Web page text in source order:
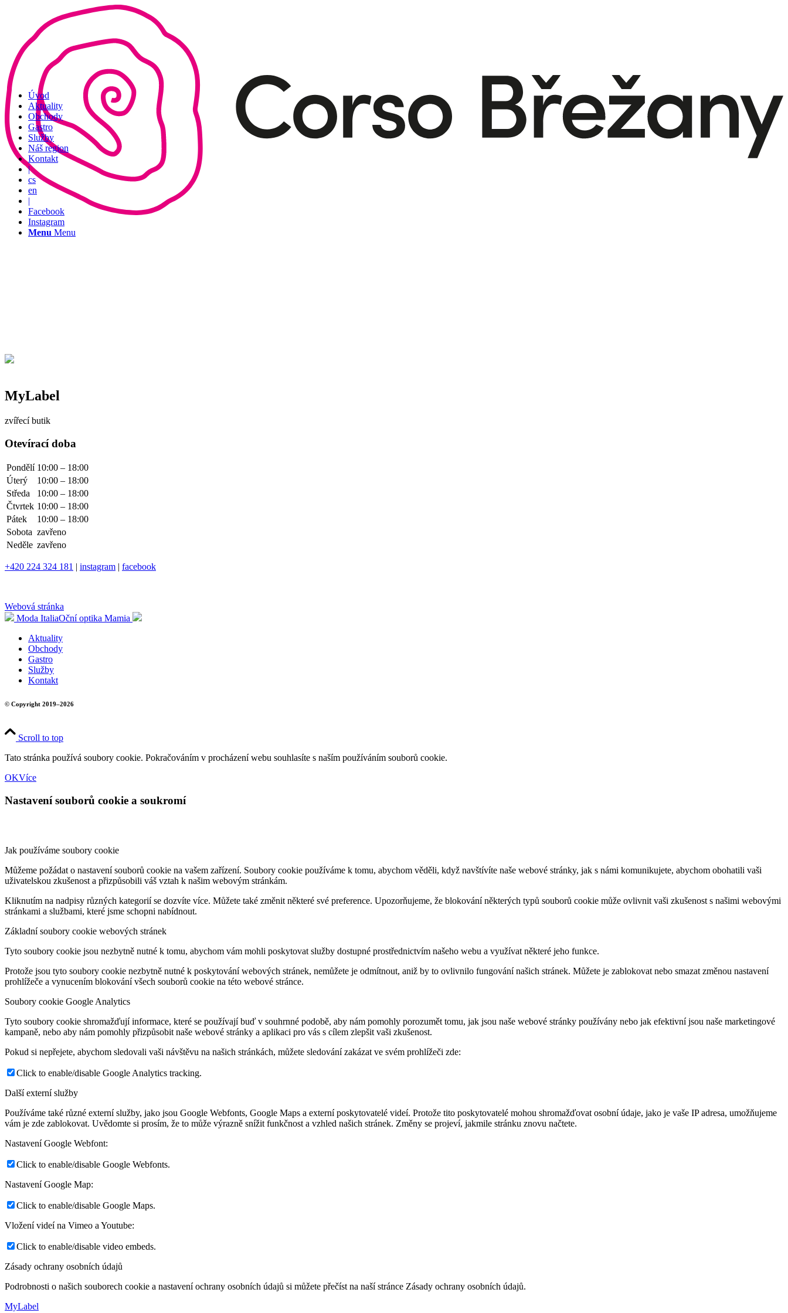
Úvod
Aktuality
Obchody
Gastro
Služby
Náš region
Kontakt
|
cs
en
|
Facebook
Instagram
Menu Menu
MyLabel
zvířecí butik
Otevírací doba
Pondělí 10:00 – 18:00
Úterý
10:00 – 18:00
Středa
10:00 – 18:00
Čtvrtek 10:00 – 18:00
Pátek
10:00 – 18:00
Sobota zavřeno
Neděle zavřeno
+420 224 324 181 | instagram | facebook
Webová stránka
Moda ItaliaOční optika Mamia
Aktuality
Obchody
Gastro
Služby
Kontakt
© Copyright 2019–2026
Scroll to top
Tato stránka používá soubory cookie. Pokračováním v procházení webu souhlasíte s naším používáním souborů cookie.
OKVíce
Nastavení souborů cookie a soukromí
Jak používáme soubory cookie
Můžeme požádat o nastavení souborů cookie na vašem zařízení. Soubory cookie používáme k tomu, abychom věděli, když navštívíte naše webové stránky, jak s námi komunikujete, abychom obohatili vaši
uživatelskou zkušenost a přizpůsobili váš vztah k našim webovým stránkám.
Kliknutím na nadpisy různých kategorií se dozvíte více. Můžete také změnit některé své preference. Upozorňujeme, že blokování některých typů souborů cookie může ovlivnit vaši zkušenost s našimi webovými
stránkami a službami, které jsme schopni nabídnout.
Základní soubory cookie webových stránek
Tyto soubory cookie jsou nezbytně nutné k tomu, abychom vám mohli poskytovat služby dostupné prostřednictvím našeho webu a využívat některé jeho funkce.
Protože jsou tyto soubory cookie nezbytně nutné k poskytování webových stránek, nemůžete je odmítnout, aniž by to ovlivnilo fungování našich stránek. Můžete je zablokovat nebo smazat změnou nastavení
prohlížeče a vynucením blokování všech souborů cookie na této webové stránce.
Soubory cookie Google Analytics
Tyto soubory cookie shromažďují informace, které se používají buď v souhrnné podobě, aby nám pomohly porozumět tomu, jak jsou naše webové stránky používány nebo jak efektivní jsou naše marketingové
kampaně, nebo aby nám pomohly přizpůsobit naše webové stránky a aplikaci pro vás s cílem zlepšit vaši zkušenost.
Pokud si nepřejete, abychom sledovali vaši návštěvu na našich stránkách, můžete sledování zakázat ve svém prohlížeči zde:
Click to enable/disable Google Analytics tracking.
Další externí služby
Používáme také různé externí služby, jako jsou Google Webfonts, Google Maps a externí poskytovatelé videí. Protože tito poskytovatelé mohou shromažďovat osobní údaje, jako je vaše IP adresa, umožňujeme
vám je zde zablokovat. Uvědomte si prosím, že to může výrazně snížit funkčnost a vzhled našich stránek. Změny se projeví, jakmile stránku znovu načtete.
Nastavení Google Webfont:
Click to enable/disable Google Webfonts.
Nastavení Google Map:
Click to enable/disable Google Maps.
Vložení videí na Vimeo a Youtube:
Click to enable/disable video embeds.
Zásady ochrany osobních údajů
Podrobnosti o našich souborech cookie a nastavení ochrany osobních údajů si můžete přečíst na naší stránce Zásady ochrany osobních údajů.
MyLabel